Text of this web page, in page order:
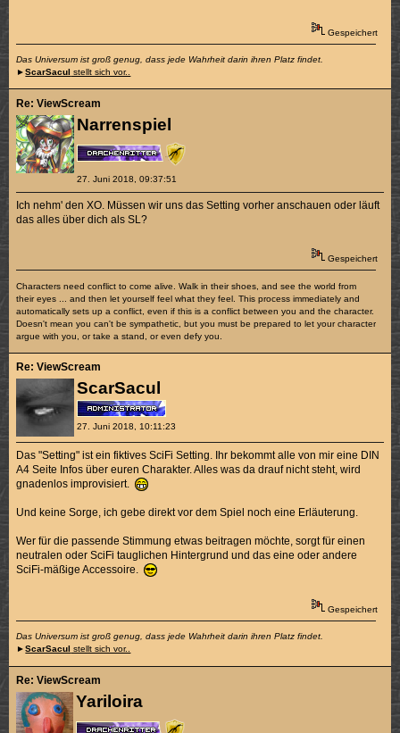
Gespeichert
Das Universum ist groß genug, dass jede Wahrheit darin ihren Platz findet.
►ScarSacul stellt sich vor..
Narrenspiel
27. Juni 2018, 09:37:51
Re: ViewScream
Ich nehm' den XO. Müssen wir uns das Setting vorher anschauen oder läuft
das alles über dich als SL?
Gespeichert
Characters need conflict to come alive. Walk in their shoes, and see the world from
their eyes ... and then let yourself feel what they feel. This process immediately and
automatically sets up a conflict, even if this is a conflict between you and the character.
Doesn't mean you can't be sympathetic, but you must be prepared to let your character
argue with you, or take a stand, or even defy you.
ScarSacul
27. Juni 2018, 10:11:23
Re: ViewScream
Das "Setting" ist ein fiktives SciFi Setting. Ihr bekommt alle von mir eine DIN
A4 Seite Infos über euren Charakter. Alles was da drauf nicht steht, wird
gnadenlos improvisiert.
Und keine Sorge, ich gebe direkt vor dem Spiel noch eine Erläuterung.
Wer für die passende Stimmung etwas beitragen möchte, sorgt für einen
neutralen oder SciFi tauglichen Hintergrund und das eine oder andere
SciFi-mäßige Accessoire.
Gespeichert
Das Universum ist groß genug, dass jede Wahrheit darin ihren Platz findet.
►ScarSacul stellt sich vor..
Yariloira
Re: ViewScream